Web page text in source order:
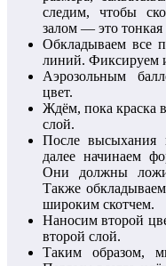
следим, чтобы
залом — это тонкая
Обкладываем все
линий. Фиксируем
Аэрозольным
цвет.
Ждём, пока краска
слой.
После высыхания
далее начинаем
Они должны
Также
широким скотчем.
Наносим второй
второй слой.
Таким образом,